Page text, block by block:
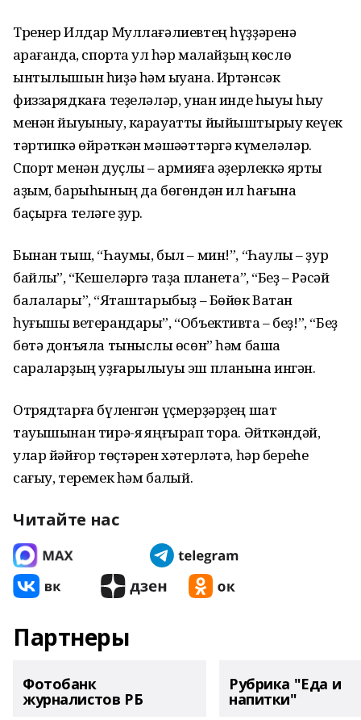
Тренер Илдар Муллағәлиевтең һүҙҙәренә
ҡарағанда, спортҡа ул һәр малайҙың көслө
ынтылышын һиҙә һәм ҡыуана. Иртәнсәк
физзарядкаға теҙеләләр, унан инде һыуыҡ һыу
менән йыуыныу, карауатты йыйыштырыу кеүек
тәртипкә өйрәткән мәшәҡәттәргә күмеләләр.
Спорт менән дуҫлыҡ – армияға әҙерлеккә ярты
аҙым, барыһының да бөгөндән ил һағына
баҫырға теләге ҙур.
Бынан тыш, “Һаумы, был – мин!”, “Һаулыҡ – ҙур
байлыҡ”, “Кешеләргә таҙа планета”, “Беҙ – Рәсәй
балалары”, “Яҡташтарыбыҙ – Бөйөк Ватан
һуғышы ветерандары”, “Объективта – беҙ!”, “Беҙ
бөтә донъяла тыныслыҡ өсөн” һәм башҡа
сараларҙың уҙғарылыуы эш планына ингән.
Отрядтарға бүленгән үҫмерҙәрҙең шат
тауышынан тирә-яҡ яңғырап тора. Әйткәндәй,
улар йәйғор төҫтәрен хәтерләтә, һәр береһе
сағыу, теремек һәм балҡый.
Читайте нас
Партнеры
Фотобанк
журналистов РБ
Рубрика "Еда и
напитки"